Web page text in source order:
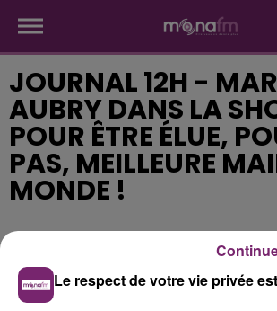
JOURNAL 12H -
AUBRY DANS LA
POUR ÊTRE ÉLUE,
PAS, MEILLEURE
MONDE !
Publié : 7 septembre 2018 à 11h36
Le respect de votre vie privée